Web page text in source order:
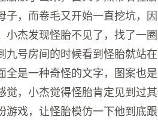
子，而卷毛又开始一直挖坑，
小杰发现怪胎不见了，找了一
九号房间的时候看到怪胎就站
全是一种奇怪的文字，图案也
觉，小杰觉得怪胎肯定见到过
游戏，让怪胎模仿一下他到底跟